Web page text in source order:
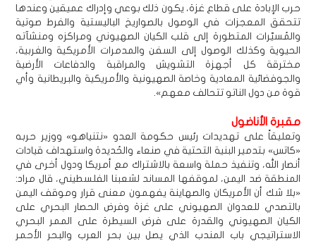
حرب الإبادة على قطاع غزة، يكون ذلك بوعي وإدراك عميقين وعندها
تتحقق المعجزات في الوصول بالصواريخ الباليستية والفرط صوتية
والمُسيّرات المتطورة إلى قلب الكيان الصهيوني ومراكزه ومنشآته
الحيوية وكذلك الوصول إلى السفن والمدمرات الأمريكية والغربية،
مخترقة كل أجهزة التشويش والمراقبة والدفاعات الأرضية
والجوفضائية المعادية وخاصة الصهيونية والأمريكية والبريطانية وأي
قوة من دول الناتو تتحالف معهم».
مقبرة الأناضول
وتعليقاً على تهديدات رئيس حكومة العدو «نتنياهو» ووزير حربه
«كاتس» بتدمير البنية التحتية في صنعاء والحُديدة واستهداف قيادات
أنصار الله، وتنفيذ حملة واسعة بالاشتراك مع أمريكا ودول أخرى في
المنطقة ضد اليمن، لموقفها المساند لشعبنا الفلسطيني، قال مراد:
«بلا شك أن الأمريكان والصهاينة يفهمون معنى قرار وموقف اليمن
بالتصدي للعدوان الصهيوني على غزة وفرض الحصار البحري على
الكيان الصهيوني والقدرة على فرض السيطرة على الممر البحري
الاستراتيجي باب المندب الذي يصل بين بحر العرب والبحر الأحمر